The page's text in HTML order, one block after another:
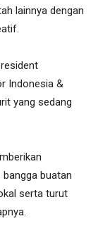
lainnya dengan
Indonesia &
yang sedang
buatan
serta turut